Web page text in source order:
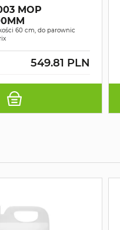
MOP
60 cm, do parownic
549.81 PLN